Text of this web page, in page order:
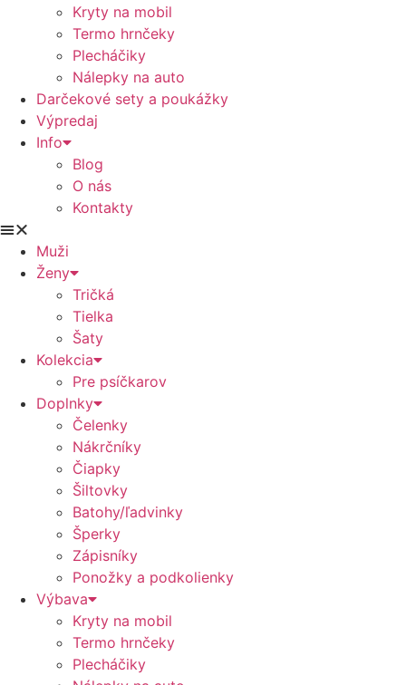
Kryty na mobil
Termo hrnčeky
Plecháčiky
Nálepky na auto
Darčekové sety a poukážky
Výpredaj
Info
Blog
O nás
Kontakty
Muži
Ženy
Tričká
Tielka
Šaty
Kolekcia
Pre psíčkarov
Doplnky
Čelenky
Nákrčníky
Čiapky
Šiltovky
Batohy/ľadvinky
Šperky
Zápisníky
Ponožky a podkolienky
Výbava
Kryty na mobil
Termo hrnčeky
Plecháčiky